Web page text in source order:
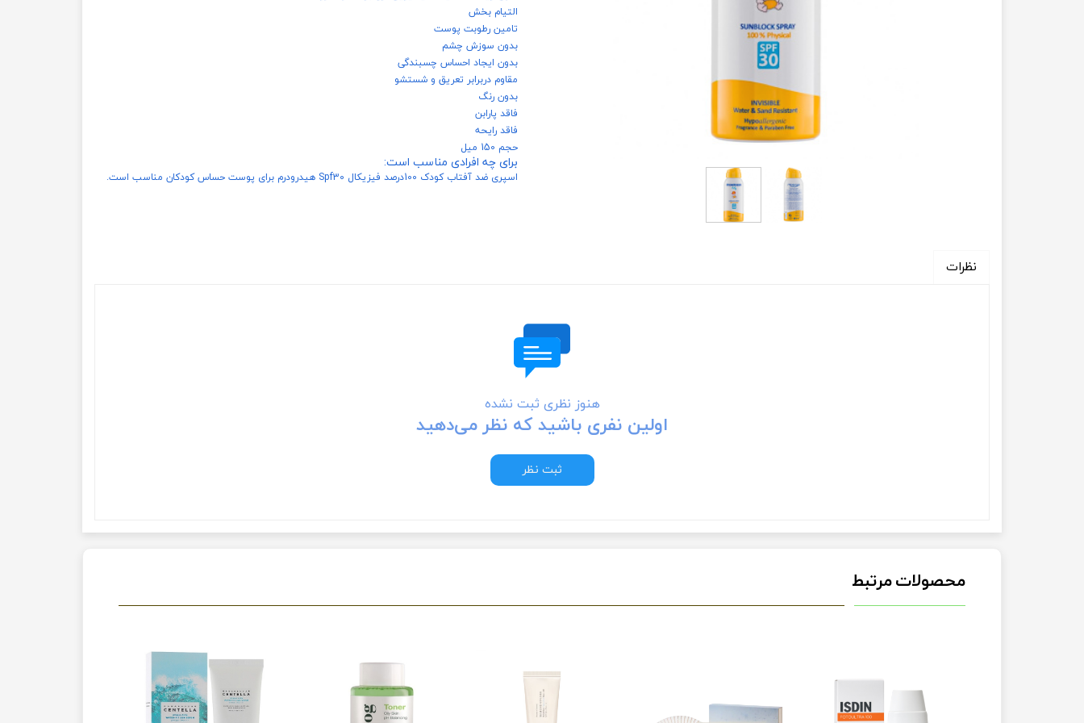
التیام بخش
تامین رطوبت پوست
بدون سوزش چشم
بدون ایجاد احساس چسبندگی
مقاوم دربرابر تعریق و شستشو
بدون رنگ
فاقد پارابن
فاقد رایحه
حجم 150 میل
برای چه افرادی مناسب است:
اسپری ضد آفتاب کودک 100درصد فیزیکال Spf30 هیدرودرم برای پوست حساس کودکان مناسب است.
نظرات
هنوز نظری ثبت نشده
اولین نفری باشید که نظر می‌دهید
ثبت نظر
محصولات مرتبط